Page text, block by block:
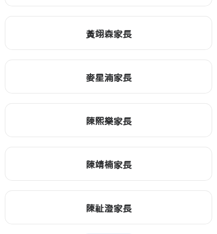
黃翊森家長
麥星湳家長
陳熙樂家長
陳靖楠家長
陳祉澄家長